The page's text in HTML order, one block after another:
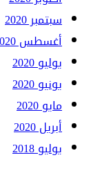
سبتمبر 2020
أغسطس 2020
يوليو 2020
يونيو 2020
مايو 2020
أبريل 2020
يوليو 2018